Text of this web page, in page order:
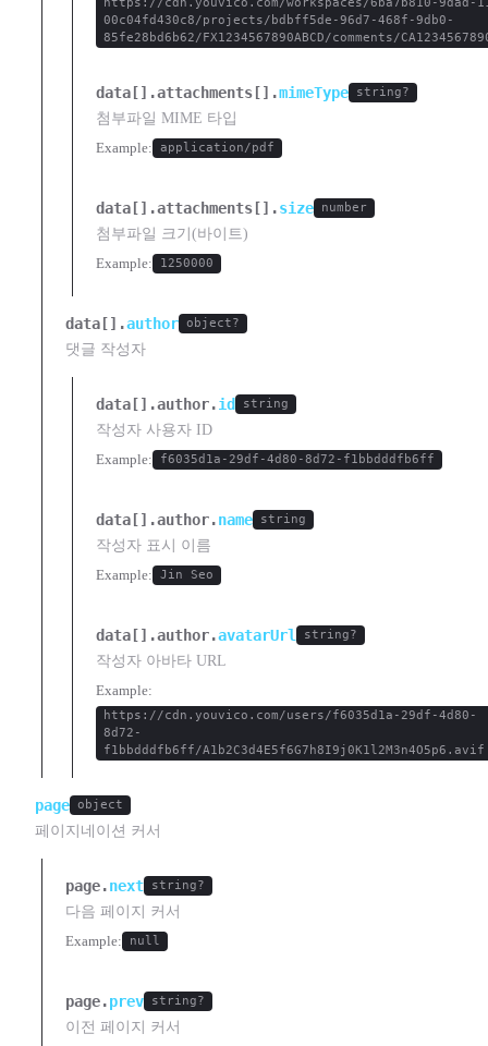
00c04fd430c8/projects/bdbff5de-96d7-468f-9db0-
85fe28bd6b62/FX1234567890ABCD/comments/
data[].attachments[].mimeType string?
첨부파일 MIME 타입
Example:
application/pdf
data[].attachments[].size number
첨부파일 크기(바이트)
Example:
1250000
data[].author object?
댓글 작성자
data[].author.id string
작성자 사용자 ID
Example:
f6035d1a-29df-4d80-8d72-f1bbdddfb6ff
data[].author.name string
작성자 표시 이름
Example:
Jin Seo
data[].author.avatarUrl string?
작성자 아바타 URL
Example:
https://cdn.youvico.com/users/f6035d1a-29df-4d80-
8d72-
f1bbdddfb6ff/A1b2C3d4E5f6G7h8I9j0K1l2M3n4O5p6.avif
page object
페이지네이션 커서
page.next string?
다음 페이지 커서
Example:
null
page.prev string?
이전 페이지 커서